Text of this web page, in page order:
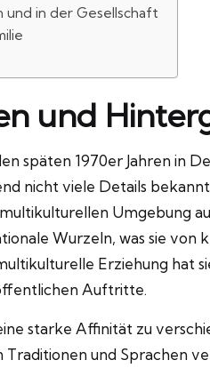
und in der Gesellschaft
und
späten 1970er Jahren in
nicht viele Details
Umgebung
Wurzeln, was sie
Erziehung hat
Auftritte.
starke Affinität zu
und Sprachen